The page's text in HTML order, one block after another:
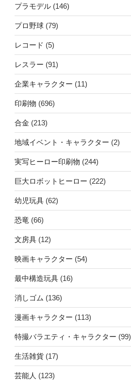
プラモデル (146)
プロ野球 (79)
レコード (5)
レスラー (91)
企業キャラクター (11)
印刷物 (696)
合金 (213)
地域イベント・キャラクター (2)
実写ヒーロー印刷物 (244)
巨大ロボットヒーロー (222)
幼児玩具 (62)
恐竜 (66)
文房具 (12)
映画キャラクター (54)
最中構造玩具 (16)
消しゴム (136)
漫画キャラクター (113)
特撮バラエティ・キャラクター (99)
生活雑貨 (17)
芸能人 (123)